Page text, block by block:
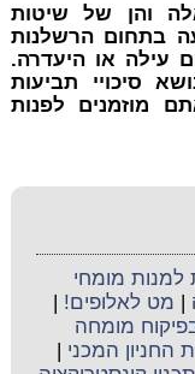
והן של שיטות
בתחום הרשלנות
עילה או היעדרה.
סיכויי תביעות
מוזמנים לפנות
מומחי
מט לאלופים!
מומחה
החניון המכני